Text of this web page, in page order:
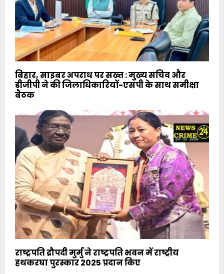
बिहार, साइबर अपराध पर सख्त : मुख्य सचिव और
डीजीपी ने की जिलाधिकारियों-एसपी के साथ समीक्षा
बैठक
राष्ट्रपति द्रौपदी मुर्मु ने राष्ट्रपति भवन में राष्ट्रीय
हथकरघा पुरस्कार 2025 प्रदान किए